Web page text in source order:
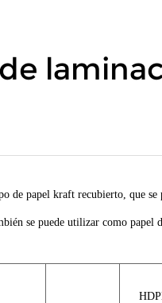
de papel kraft recubierto, que se
se puede utilizar como papel